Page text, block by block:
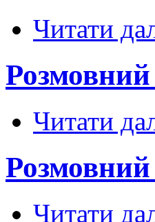
Читати
Читати
Читати